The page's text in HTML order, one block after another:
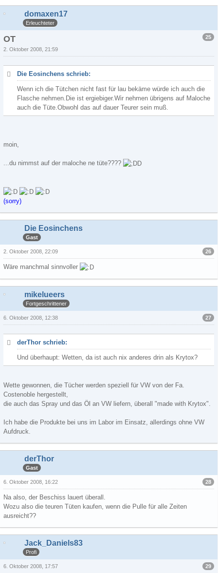
domaxen17
Erleuchteter
25
OT
2. Oktober 2008, 21:59
Die Eosinchens schrieb:
Wenn ich die Tütchen nicht fast für lau bekäme würde ich auch die
Flasche nehmen.Die ist ergiebiger.Wir nehmen übrigens auf Maloche
auch die Tüte.Obwohl das auf dauer Teurer sein muß.
moin,
...du nimmst auf der maloche ne tüte????
(sorry)
Die Eosinchens
Gast
26
2. Oktober 2008, 22:09
Wäre manchmal sinnvoller
mikelueers
Fortgeschrittener
27
6. Oktober 2008, 12:38
derThor schrieb:
Und überhaupt: Wetten, da ist auch nix anderes drin als Krytox?
Wette gewonnen, die Tücher werden speziell für VW von der Fa.
Costenoble hergestellt,
die auch das Spray und das Öl an VW liefern, überall "made with Krytox".
Ich habe die Produkte bei uns im Labor im Einsatz, allerdings ohne VW
Aufdruck.
derThor
Gast
28
6. Oktober 2008, 16:22
Na also, der Beschiss lauert überall.
Wozu also die teuren Tüten kaufen, wenn die Pulle für alle Zeiten
ausreicht??
Jack_Daniels83
Profi
29
6. Oktober 2008, 17:57